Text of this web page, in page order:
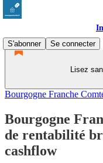
S'abonner
Se connecter
Lisez
Bourgogne Franche
Bourgogne
de rentabilité
cashflow